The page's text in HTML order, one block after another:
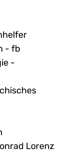
- fb
-
Lorenz